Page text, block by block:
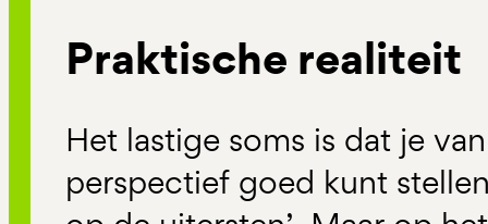
Praktische realiteit
Het lastige soms is dat je
perspectief goed kunt